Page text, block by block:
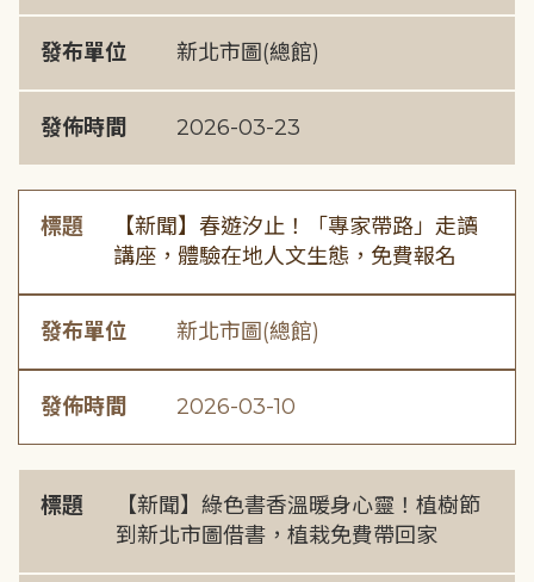
發布單位 新北市圖(總館)
發佈時間 2026-03-23
標題
【新聞】春遊汐止！「專家帶路」走讀
講座，體驗在地人文生態，免費報名
發布單位 新北市圖(總館)
發佈時間 2026-03-10
標題
【新聞】綠色書香溫暖身心靈！植樹節
到新北市圖借書，植栽免費帶回家